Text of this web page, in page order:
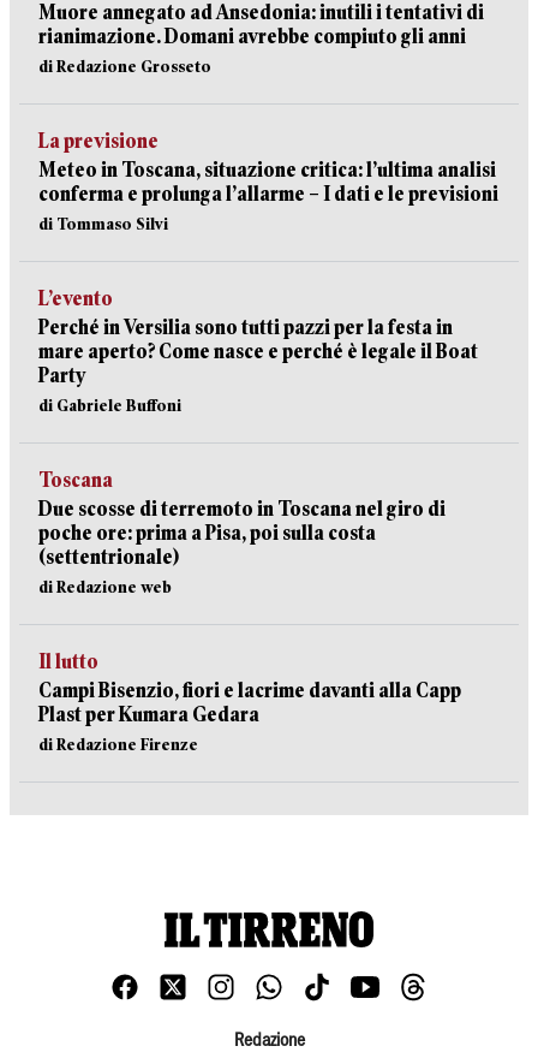
Muore annegato ad Ansedonia: inutili i tentativi di
rianimazione. Domani avrebbe compiuto gli anni
di Redazione Grosseto
La previsione
Meteo in Toscana, situazione critica: l’ultima analisi
conferma e prolunga l’allarme – I dati e le previsioni
di Tommaso Silvi
L’evento
Perché in Versilia sono tutti pazzi per la festa in
mare aperto? Come nasce e perché è legale il Boat
Party
di Gabriele Buffoni
Toscana
Due scosse di terremoto in Toscana nel giro di
poche ore: prima a Pisa, poi sulla costa
(settentrionale)
di Redazione web
Il lutto
Campi Bisenzio, fiori e lacrime davanti alla Capp
Plast per Kumara Gedara
di Redazione Firenze
Redazione